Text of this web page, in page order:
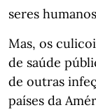
seres
Mas, os
de saúde
de outras
países da